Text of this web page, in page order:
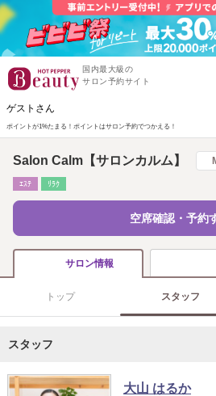
国内最大級の
サロン予約サイト
ゲストさん
ポイントが1%たまる！ ポイントはサロン予約でつかえる！
Salon Calm【サロンカルム】
ｴｽﾃ ﾘﾗｸ
空席確認・予約
サロン情報
トップ スタッフ
スタッフ
大山 はるか